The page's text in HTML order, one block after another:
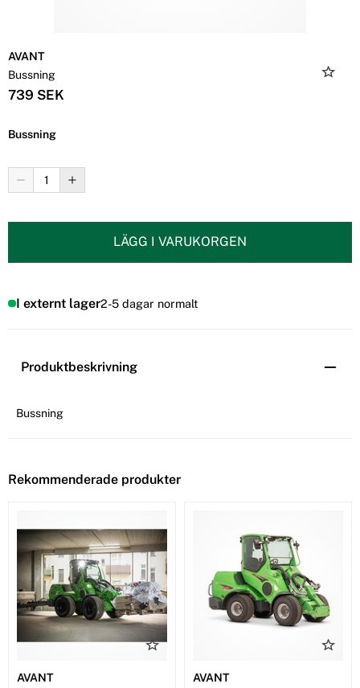
AVANT
Bussning
739 SEK
Bussning
LÄGG I VARUKORGEN
I externt lager2-5 dagar normalt
Produktbeskrivning
Bussning
Rekommenderade produkter
AVANT
AVANT